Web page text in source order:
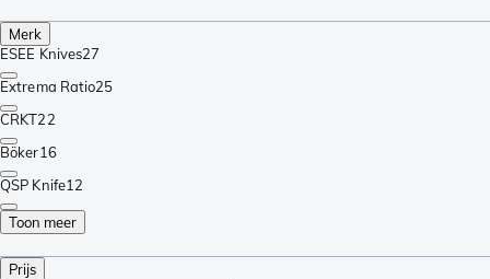
Merk
ESEE Knives27
Extrema Ratio25
CRKT22
Böker16
QSP Knife12
Toon meer
Prijs